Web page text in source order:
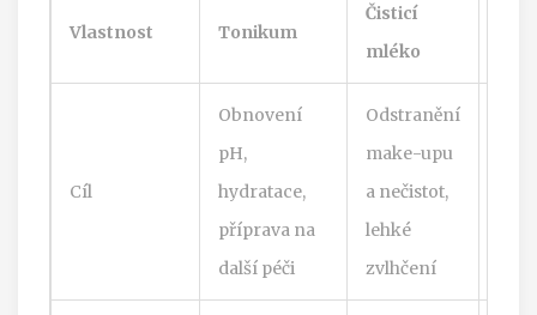
Vlastnost Tonikum
Čisticí
mléko
Cíl
Obnovení
pH,
hydratace,
příprava na
další péči
Odstranění
make-upu
a nečistot,
lehké
zvlhčení